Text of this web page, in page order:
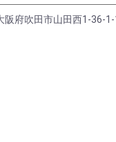
阪府吹田市山田西1-36-